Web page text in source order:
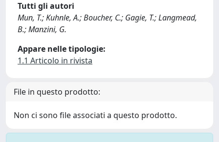
Tutti gli autori
Mun, T.; Kuhnle, A.; Boucher, C.; Gagie, T.; Langmead,
B.; Manzini, G.
Appare nelle tipologie:
1.1 Articolo in rivista
File in questo prodotto:
Non ci sono file associati a questo prodotto.